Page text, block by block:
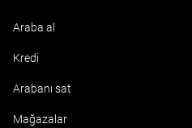
Araba al
Kredi
Arabanı sat
Mağazalar